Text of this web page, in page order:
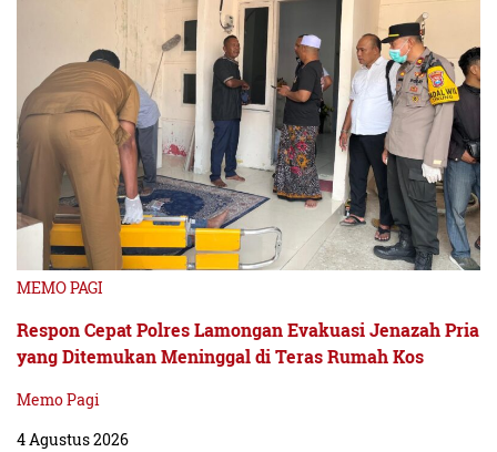
MEMO PAGI
Respon Cepat Polres Lamongan Evakuasi Jenazah Pria
yang Ditemukan Meninggal di Teras Rumah Kos
Memo Pagi
4 Agustus 2026